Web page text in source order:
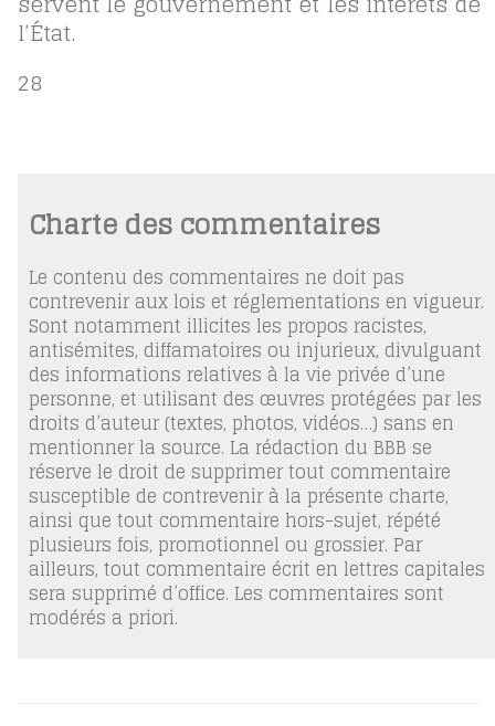
l’État.
28
Charte des commentaires
Le contenu des commentaires ne doit pas
contrevenir aux lois et réglementations en vigueur.
Sont notamment illicites les propos racistes,
antisémites, diffamatoires ou injurieux, divulguant
des informations relatives à la vie privée d’une
personne, et utilisant des œuvres protégées par les
droits d’auteur (textes, photos, vidéos…) sans en
mentionner la source. La rédaction du BBB se
réserve le droit de supprimer tout commentaire
susceptible de contrevenir à la présente charte,
ainsi que tout commentaire hors-sujet, répété
plusieurs fois, promotionnel ou grossier. Par
ailleurs, tout commentaire écrit en lettres capitales
sera supprimé d’office. Les commentaires sont
modérés a priori.